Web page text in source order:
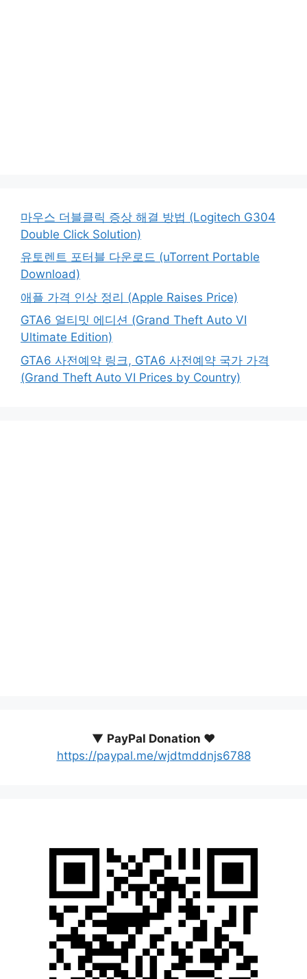
마우스 더블클릭 증상 해결 방법 (Logitech G304
Double Click Solution)
유토렌트 포터블 다운로드 (uTorrent Portable
Download)
애플 가격 인상 정리 (Apple Raises Price)
GTA6 얼티밋 에디션 (Grand Theft Auto VI
Ultimate Edition)
GTA6 사전예약 링크, GTA6 사전예약 국가 가격
(Grand Theft Auto VI Prices by Country)
▼ PayPal Donation ♥️
https://paypal.me/wjdtmddnjs6788